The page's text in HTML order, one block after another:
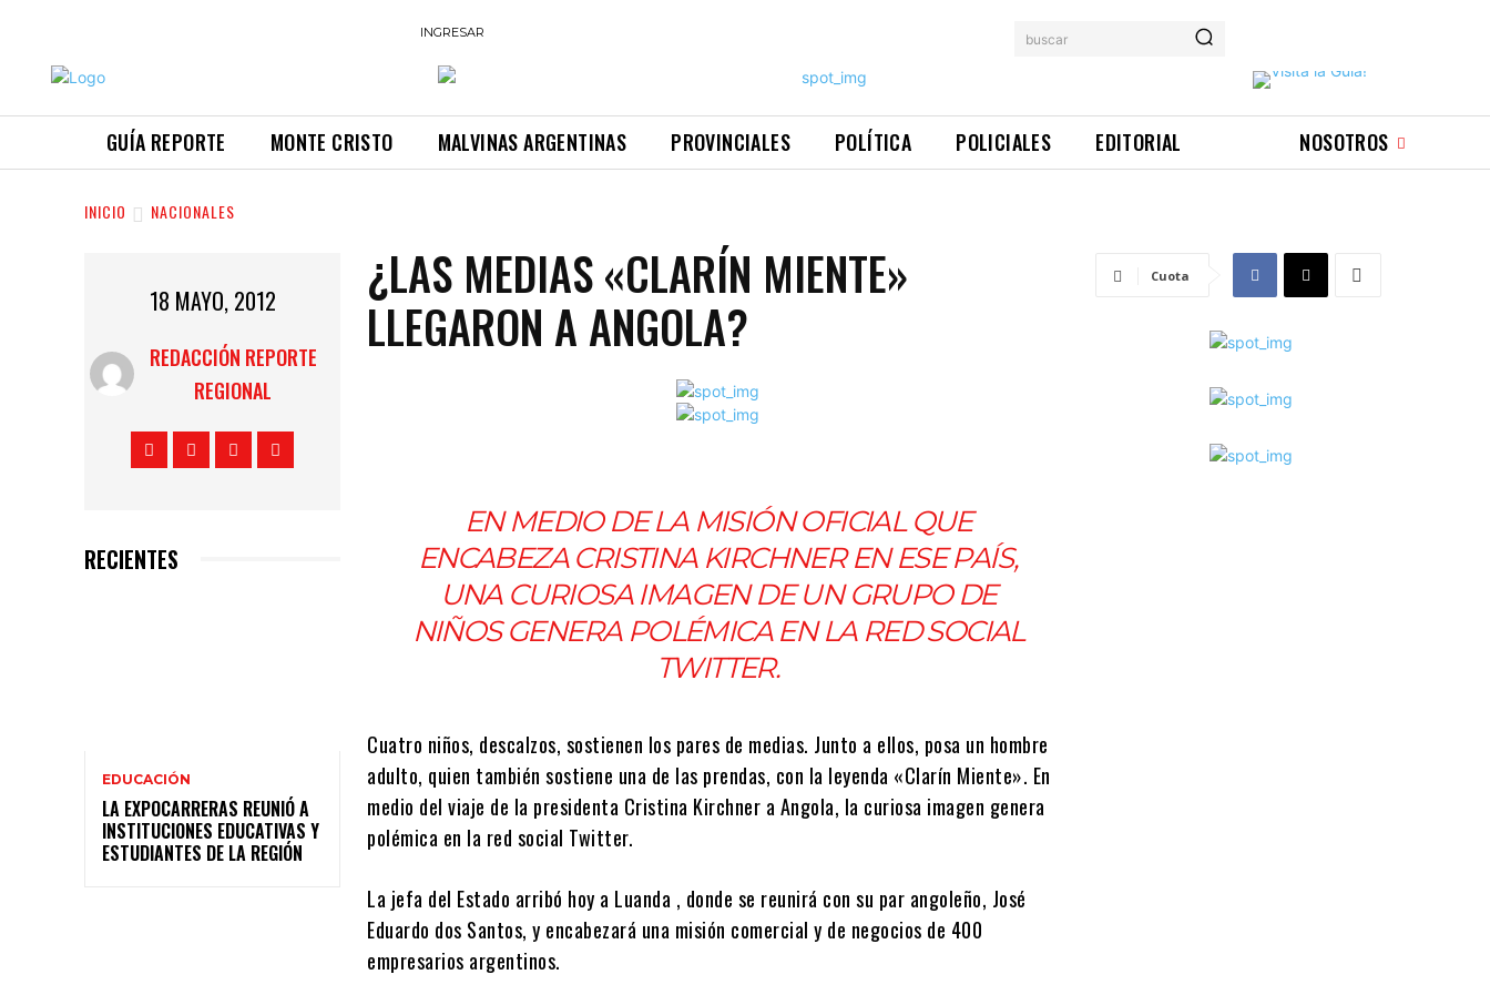
INGRESAR buscar
GUÍA REPORTE MONTE CRISTO MALVINAS ARGENTINAS PROVINCIALES POLÍTICA POLICIALES EDITORIAL NOSOTROS
INICIO NACIONALES
18 MAYO, 2012
REDACCIÓN REPORTE
REGIONAL
RECIENTES
EDUCACIÓN
LA EXPOCARRERAS REUNIÓ A
INSTITUCIONES EDUCATIVAS Y
ESTUDIANTES DE LA REGIÓN
¿LAS MEDIAS «CLARÍN MIENTE»
LLEGARON A ANGOLA?
EN MEDIO DE LA MISIÓN OFICIAL QUE
ENCABEZA CRISTINA KIRCHNER EN ESE PAÍS,
UNA CURIOSA IMAGEN DE UN GRUPO DE
NIÑOS GENERA POLÉMICA EN LA RED SOCIAL
TWITTER.
Cuatro niños, descalzos, sostienen los pares de medias. Junto a ellos, posa un hombre
adulto, quien también sostiene una de las prendas, con la leyenda «Clarín Miente». En
medio del viaje de la presidenta Cristina Kirchner a Angola, la curiosa imagen genera
polémica en la red social Twitter.
La jefa del Estado arribó hoy a Luanda , donde se reunirá con su par angoleño, José
Eduardo dos Santos, y encabezará una misión comercial y de negocios de 400
empresarios argentinos.
Cuota